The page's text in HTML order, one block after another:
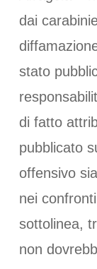
dai
stato
di fatto
pubblicato
offensivo
nei
sottolinea,
non